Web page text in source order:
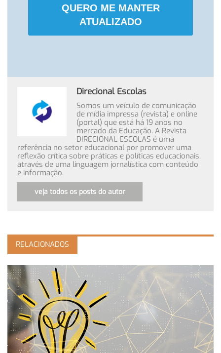
QUERO ME MANTER
ATUALIZADO
Direcional Escolas
Somos um veículo de comunicação
de mídia impressa (revista) e online
(portal) que está há 19 anos no
mercado da Educação. A Revista
DIRECIONAL ESCOLAS é uma
referência no setor educacional por promover uma
reflexão crítica sobre práticas e políticas educacionais,
através de uma linguagem jornalística com conteúdo
e informação.
veja todos os posts do autor
RELACIONADOS